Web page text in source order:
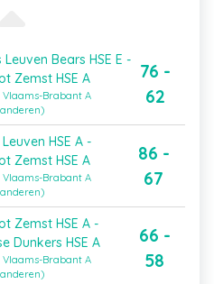
Bears HSE E -
Zemst HSE A
Vlaams-Brabant A
76 -
62
HSE A -
Zemst HSE A
Vlaams-Brabant A
86 -
67
Zemst HSE A -
Dunkers HSE A
Vlaams-Brabant A
66 -
58